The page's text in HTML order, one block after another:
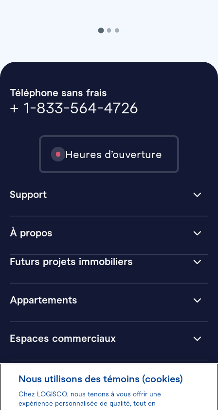
À propos
Futurs projets immobiliers
Appartements
Espaces commerciaux
Hôtels
Téléphone sans frais
+ 1-833-564-4726
Heures d’ouverture
Support
Nous utilisons des témoins (cookies)
Chez LOGISCO, nous tenons à vous offrir une
expérience personnalisée de qualité, tout en